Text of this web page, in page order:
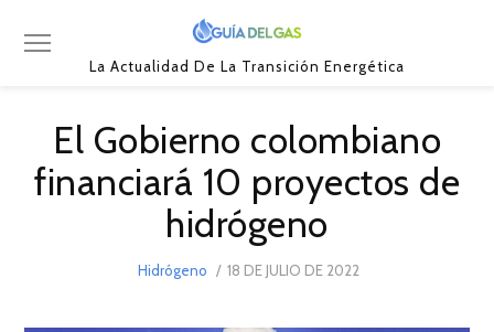
La Actualidad De La Transición Energética
El Gobierno colombiano
financiará 10 proyectos de
hidrógeno
Hidrógeno
POSTED
18 DE JULIO DE 2022